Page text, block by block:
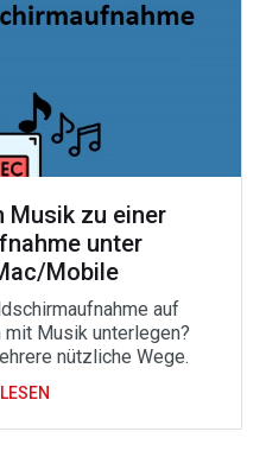
Musik zu einer
unter
Mobile
auf
Musik unterlegen?
nützliche Wege.